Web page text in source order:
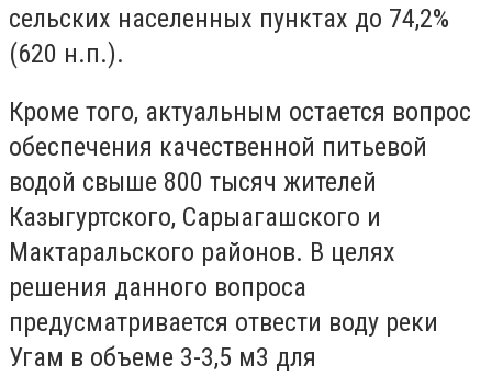
сельских населенных пунктах до 74,2%
(620 н.п.).
Кроме того, актуальным остается вопрос
обеспечения качественной питьевой
водой свыше 800 тысяч жителей
Казыгуртского, Сарыагашского и
Мактаральского районов. В целях
решения данного вопроса
предусматривается отвести воду реки
Угам в объеме 3-3,5 м3 для